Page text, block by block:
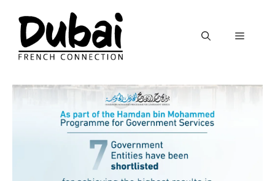
content
Menu